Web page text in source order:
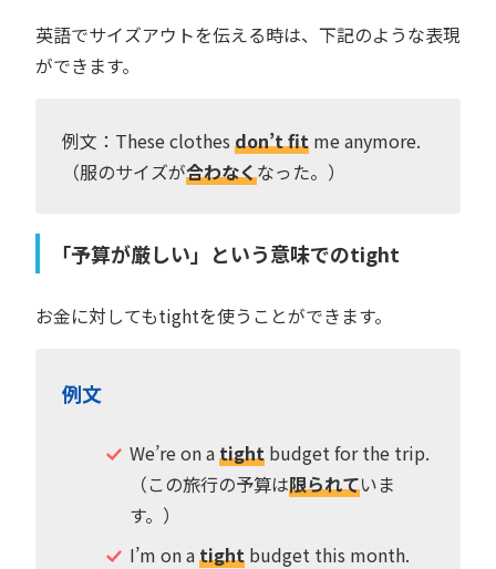
英語でサイズアウトを伝える時は、下記のような表現
ができます。
例文：These clothes don’t fit me anymore.
（服のサイズが合わなくなった。）
「予算が厳しい」という意味でのtight
お金に対してもtightを使うことができます。
例文
We’re on atightbudget for the trip.
（この旅行の予算は限られていま
す。）
I’m on atightbudget this month.